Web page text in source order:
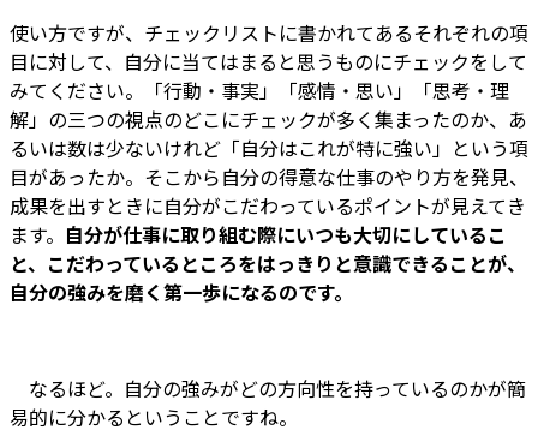
使い方ですが、チェックリストに書かれてあるそれぞれの項
目に対して、自分に当てはまると思うものにチェックをして
みてください。「行動・事実」「感情・思い」「思考・理
解」の三つの視点のどこにチェックが多く集まったのか、あ
るいは数は少ないけれど「自分はこれが特に強い」という項
目があったか。そこから自分の得意な仕事のやり方を発見、
成果を出すときに自分がこだわっているポイントが見えてき
ます。 自分が仕事に取り組む際にいつも大切にしているこ
と、こだわっているところをはっきりと意識できることが、
自分の強みを磨く第一歩になるのです。
なるほど。自分の強みがどの方向性を持っているのかが簡
易的に分かるということですね。